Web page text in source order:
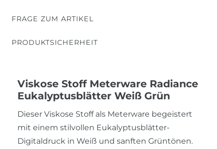
FRAGE ZUM ARTIKEL
PRODUKTSICHERHEIT
Viskose Stoff Meterware Radiance
Eukalyptusblätter Weiß Grün
Dieser Viskose Stoff als Meterware begeistert
mit einem stilvollen Eukalyptusblätter-
Digitaldruck in Weiß und sanften Grüntönen.